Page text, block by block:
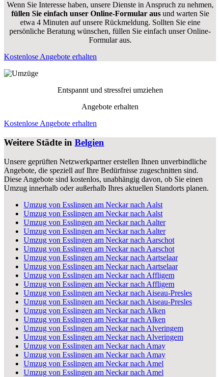
Wenn Sie Interesse haben, unsere Dienste in Anspruch zu nehmen,
füllen Sie einfach unser Online-Formular ausund warten Sie
etwa 4 Minuten auf unsere Rückmeldung. Sollten Sie eine
persönliche Beratung wünschen, füllen Sie einfach unser Online-
Formular aus.
Kostenlose Angebote erhalten
Entspannt und stressfrei umziehen
Angebote erhalten
Kostenlose Angebote erhalten
Weitere Städte in Belgien
Unsere geprüften Netzwerkpartner erstellen Ihnen unverbindliche
Angebote, die speziell auf Ihre Bedürfnisse zugeschnitten sind.
Diese Angebote sind kostenlos, unabhängig davon, ob Sie einen
Umzug innerhalb oder außerhalb Ihres aktuellen Standorts planen.
Umzug von Esslingen am Neckar nach Aalst
Umzug von Esslingen am Neckar nach Aalst
Umzug von Esslingen am Neckar nach Aalter
Umzug von Esslingen am Neckar nach Aalter
Umzug von Esslingen am Neckar nach Aarschot
Umzug von Esslingen am Neckar nach Aarschot
Umzug von Esslingen am Neckar nach Aartselaar
Umzug von Esslingen am Neckar nach Aartselaar
Umzug von Esslingen am Neckar nach Affligem
Umzug von Esslingen am Neckar nach Affligem
Umzug von Esslingen am Neckar nach Aiseau-Presles
Umzug von Esslingen am Neckar nach Aiseau-Presles
Umzug von Esslingen am Neckar nach Alken
Umzug von Esslingen am Neckar nach Alken
Umzug von Esslingen am Neckar nach Alveringem
Umzug von Esslingen am Neckar nach Alveringem
Umzug von Esslingen am Neckar nach Amay
Umzug von Esslingen am Neckar nach Amay
Umzug von Esslingen am Neckar nach Amel
Umzug von Esslingen am Neckar nach Amel